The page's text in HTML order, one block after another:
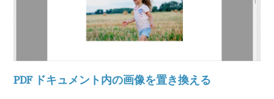
PDF ドキュメント内の画像を置き換える